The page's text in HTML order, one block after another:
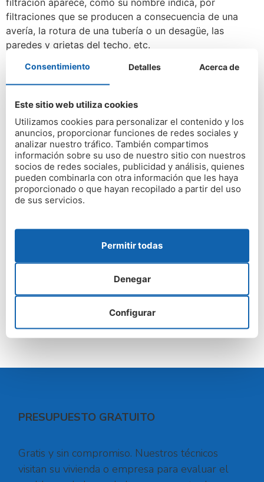
filtraciones que se producen a consecuencia de una
avería, la rotura de una tubería o un desagüe, las
paredes y grietas del techo, etc.
La solución definitiva con
garantías que buscabas
Humedad Zero es la empresa que te brinda la mejor
solución definitiva y las garantías que buscabas.
Eliminamos de forma eficaz cualquier problema que
tengas de humedad en casa o en el trabajo. Valoramos
las causas de la humedad y determinamos el porcentaje
de agua y sales higroscópicas que tienes. Además, te
ofrecemos un presupuesto gratuito y, una vez manos a
nuestros trabajos.
Humedad Zero es, en definitiva, la empresa que se
encarga de laeliminación de humedades en Rianxo de
. Ponte en contacto con nosotros y
solucionaremos tu problema de la forma más rápida y
PRESUPUESTO GRATUITO
Gratis y sin compromiso. Nuestros técnicos
visitan su vivienda o empresa para evaluar el
Consentimiento Detalles Acerca de
Este sitio web utiliza cookies
Utilizamos cookies para personalizar el contenido y los
anuncios, proporcionar funciones de redes sociales y
analizar nuestro tráfico. También compartimos
información sobre su uso de nuestro sitio con nuestros
socios de redes sociales, publicidad y análisis, quienes
pueden combinarla con otra información que les haya
proporcionado o que hayan recopilado a partir del uso
de sus servicios.
Configurar
Denegar
Permitir todas